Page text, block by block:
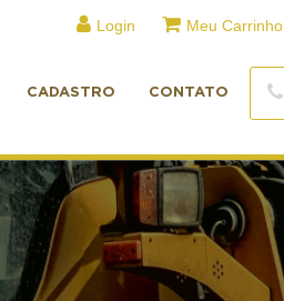
Login Meu Carrinho
CADASTRO CONTATO